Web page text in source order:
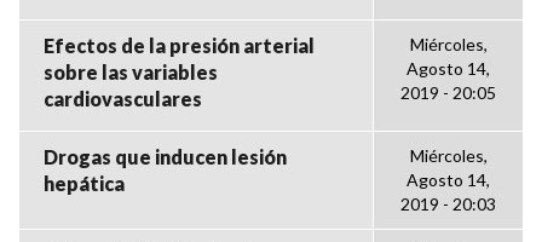
Efectos de la presión arterial
sobre las variables
cardiovasculares
Miércoles,
Agosto 14,
2019 - 20:05
Drogas que inducen lesión
hepática
Miércoles,
Agosto 14,
2019 - 20:03